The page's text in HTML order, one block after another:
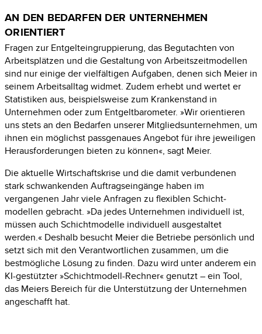
AN DEN BEDARFEN DER UNTERNEHMEN
ORIENTIERT
Fragen zur Entgelteingruppierung, das Begutachten von
Arbeitsplätzen und die Gestaltung von Arbeitszeitmodellen
sind nur einige der vielfältigen Aufgaben, denen sich Meier in
seinem Arbeitsalltag widmet. Zudem erhebt und wertet er
Statistiken aus, beispiels­weise zum Krankenstand in
Unternehmen oder zum Entgeltbarometer. »Wir orien­tieren
uns stets an den Bedarfen unserer Mitglieds­unternehmen, um
ihnen ein möglichst passgenaues Angebot für ihre jeweiligen
Herausforderungen bieten zu können«, sagt Meier.
Die aktuelle Wirtschaftskrise und die damit verbundenen
stark schwankenden Auftragseingänge haben im
vergangenen Jahr viele Anfragen zu flexiblen Schicht­
modellen gebracht. »Da jedes Unternehmen individuell ist,
müssen auch Schicht­modelle individuell ausgestaltet
werden.« Deshalb besucht Meier die Betriebe persönlich und
setzt sich mit den Verantwortlichen zusammen, um die
bestmögliche Lösung zu finden. Dazu wird unter anderem ein
KI-gestützter»Schichtmodell-­Rechner« genutzt–ein Tool,
das Meiers Bereich für die Unterstützung der Unternehmen
angeschafft hat.